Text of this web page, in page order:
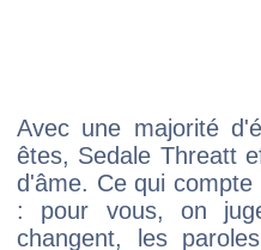
Avec une majorité
êtes, Sedale Threatt
d'âme. Ce qui
: pour vous, on
changent, les